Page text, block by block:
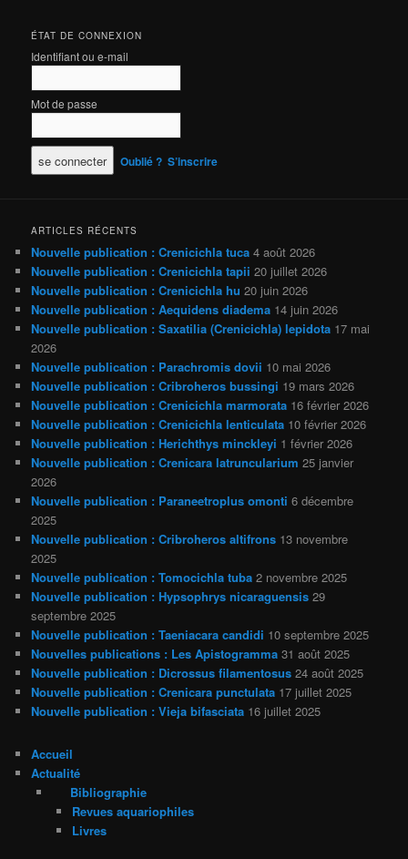
ÉTAT DE CONNEXION
Identifiant ou e-mail
Mot de passe
Oublié ? S’inscrire
ARTICLES RÉCENTS
Nouvelle publication : Crenicichla tuca 4 août 2026
Nouvelle publication : Crenicichla tapii 20 juillet 2026
Nouvelle publication : Crenicichla hu 20 juin 2026
Nouvelle publication : Aequidens diadema 14 juin 2026
Nouvelle publication : Saxatilia (Crenicichla) lepidota 17 mai
2026
Nouvelle publication : Parachromis dovii 10 mai 2026
Nouvelle publication : Cribroheros bussingi 19 mars 2026
Nouvelle publication : Crenicichla marmorata 16 février 2026
Nouvelle publication : Crenicichla lenticulata 10 février 2026
Nouvelle publication : Herichthys minckleyi 1 février 2026
Nouvelle publication : Crenicara latruncularium 25 janvier
2026
Nouvelle publication : Paraneetroplus omonti 6 décembre
2025
Nouvelle publication : Cribroheros altifrons 13 novembre
2025
Nouvelle publication : Tomocichla tuba 2 novembre 2025
Nouvelle publication : Hypsophrys nicaraguensis 29
septembre 2025
Nouvelle publication : Taeniacara candidi 10 septembre 2025
Nouvelles publications : Les Apistogramma 31 août 2025
Nouvelle publication : Dicrossus filamentosus 24 août 2025
Nouvelle publication : Crenicara punctulata 17 juillet 2025
Nouvelle publication : Vieja bifasciata 16 juillet 2025
Accueil
Actualité
Bibliographie
Revues aquariophiles
Livres